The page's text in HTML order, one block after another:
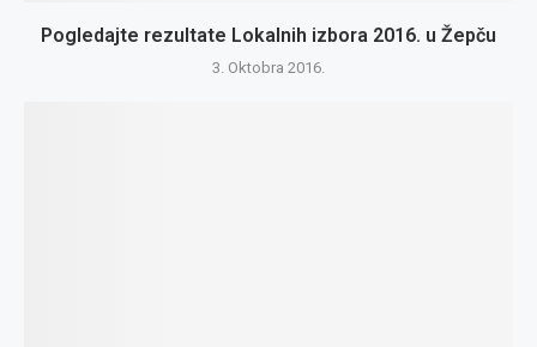
Pogledajte rezultate Lokalnih izbora 2016. u Žepču
3. Oktobra 2016.